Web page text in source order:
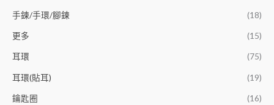
手鍊/手環/腳鍊 (18)
更多 (15)
耳環 (75)
耳環(貼耳) (19)
鑰匙圈 (16)